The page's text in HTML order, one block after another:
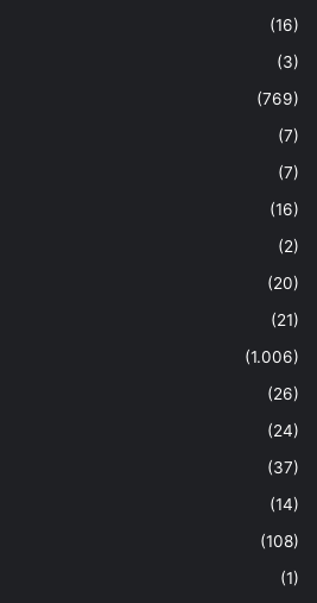
(16)
(3)
(769)
(7)
(7)
(16)
(2)
(20)
(21)
(1.006)
(26)
(24)
(37)
(14)
(108)
(1)